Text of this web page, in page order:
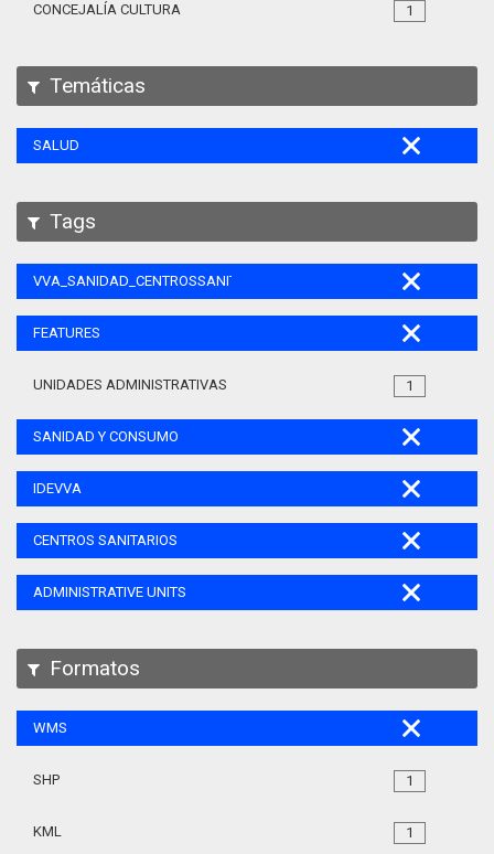
1
CONCEJALÍA CULTURA
Temáticas
SALUD
Tags
VVA_SANIDAD_CENTROSSANITARIOS_105
FEATURES
1
UNIDADES ADMINISTRATIVAS
SANIDAD Y CONSUMO
IDEVVA
CENTROS SANITARIOS
ADMINISTRATIVE UNITS
Formatos
WMS
1
SHP
1
KML